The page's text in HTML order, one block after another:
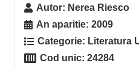
Autor: Nerea Riesco
An aparitie:2009
Categorie: Literatura
Cod unic:24284